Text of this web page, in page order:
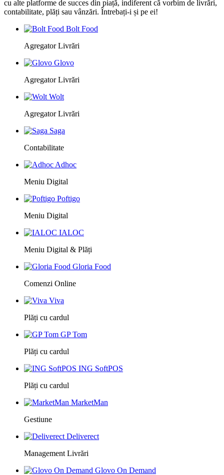
cu alte platforme de succes din piață, indiferent că vorbim de livrări,
contabilitate, plăți sau vânzări. Întrebați-i și pe ei!
Bolt Food
Agregator Livrări
Glovo
Agregator Livrări
Wolt
Agregator Livrări
Saga
Contabilitate
Adhoc
Meniu Digital
Poftigo
Meniu Digital
IALOC
Meniu Digital & Plăți
Gloria Food
Comenzi Online
Viva
Plăți cu cardul
GP Tom
Plăți cu cardul
ING SoftPOS
Plăți cu cardul
MarketMan
Gestiune
Deliverect
Management Livrări
Glovo On Demand